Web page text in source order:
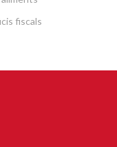
fiscals